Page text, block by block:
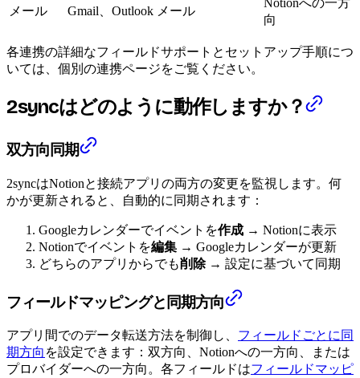
メール Gmail、Outlook メール
Notionへの一方
向
各連携の詳細なフィールドサポートとセットアップ手順につ
いては、個別の連携ページをご覧ください。
2syncはどのように動作しますか？
双方向同期
2syncはNotionと接続アプリの両方の変更を監視します。何
かが更新されると、自動的に同期されます：
Googleカレンダーでイベントを作成 → Notionに表示
Notionでイベントを編集 → Googleカレンダーが更新
どちらのアプリからでも削除→ 設定に基づいて同期
フィールドマッピングと同期方向
アプリ間でのデータ転送方法を制御し、 フィールドごとに同
期方向 を設定できます：双方向、Notionへの一方向、または
プロバイダーへの一方向。各フィールドはフィールドマッピ